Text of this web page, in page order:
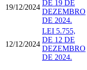
19/12/2024
DE 19 DE
DEZEMBRO
DE 2024.
12/12/2024
LEI 5.755,
DE 12 DE
DEZEMBRO
DE 2024.